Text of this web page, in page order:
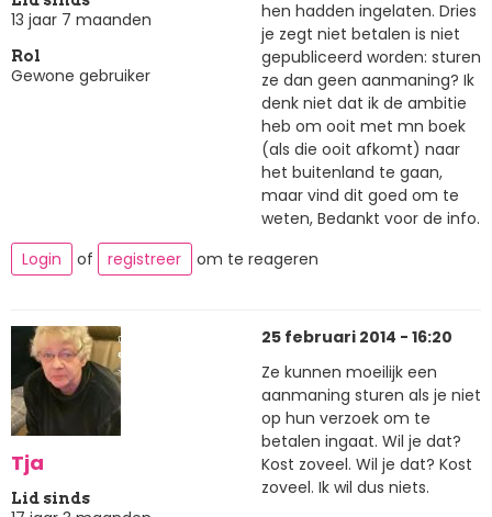
13 jaar 7 maanden
Rol
Gewone gebruiker
hen hadden ingelaten. Dries
je zegt niet betalen is niet
gepubliceerd worden: sturen
ze dan geen aanmaning? Ik
denk niet dat ik de ambitie
heb om ooit met mn boek
(als die ooit afkomt) naar
het buitenland te gaan,
maar vind dit goed om te
weten, Bedankt voor de info.
Login
of registreer om te reageren
Tja
Lid sinds
25 februari 2014 - 16:20
Ze kunnen moeilijk een
aanmaning sturen als je niet
op hun verzoek om te
betalen ingaat. Wil je dat?
Kost zoveel. Wil je dat? Kost
zoveel. Ik wil dus niets.